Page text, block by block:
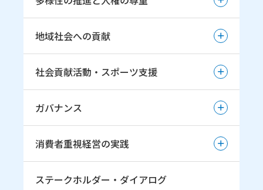
地球温暖化の防止
持続可能な資源の利用
循環型社会の形成
環境マネジメントシステムの推進
TNFDへの取組み（初期的開示）
TNFDへの取組み（本格開示）
多様性の推進と人材育成
女性活躍推進宣言
エンゲージメントの向上
雪印メグミルク健康経営
人権デュー・ディリジェンス
地域社会への貢献
地域社会とのパートナーシップ
社会貢献活動・スポーツ支援
お客様とのコミュニケーション
小中学生へのスキージャンプ振興・育成の取組み
若手スキージャンプ選手育成の取組み
雪印メグミルク杯ジャンプ大会
ガバナンス
コーポレート・ガバナンス
企業倫理委員会および専門部会
消費者重視経営の実践
ステークホルダー・ダイアログ